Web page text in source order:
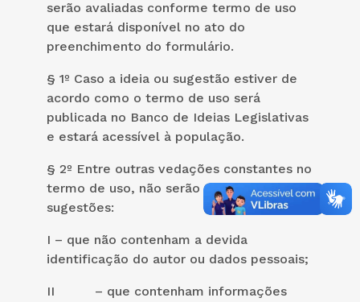
serão avaliadas conforme termo de uso
que estará disponível no ato do
preenchimento do formulário.
§ 1º Caso a ideia ou sugestão estiver de
acordo como o termo de uso será
publicada no Banco de Ideias Legislativas
e estará acessível à população.
§ 2º Entre outras vedações constantes no
termo de uso, não serão aceitas ideias e
sugestões:
I – que não contenham a devida
identificação do autor ou dados pessoais;
II – que contenham informações